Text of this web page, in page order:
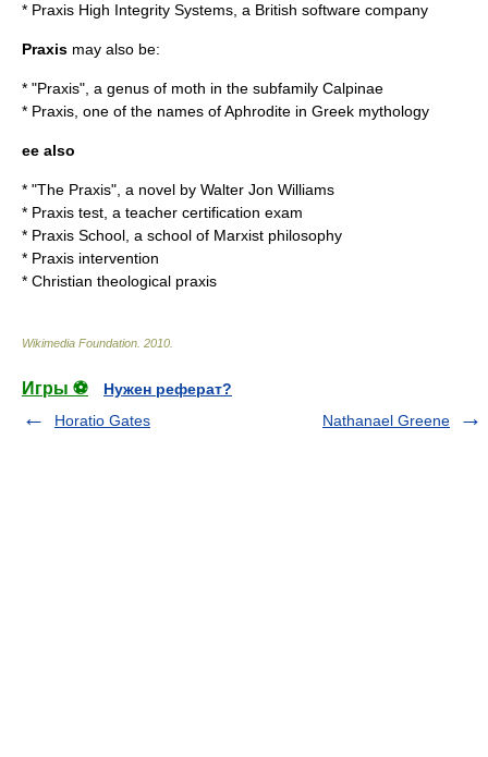
* Praxis High Integrity Systems , a British software company
Praxis may also be:
* "Praxis", a genus of moth in the subfamily Calpinae
* Praxis, one of the names of Aphrodite in Greek mythology
ee also
* "The Praxis", a novel by Walter Jon Williams
* Praxis test , a teacher certification exam
* Praxis School , a school of Marxist philosophy
* Praxis intervention
* Christian theological praxis
Wikimedia Foundation 2010
Игры ⚽
Нужен реферат?
Horatio Gates
Nathanael Greene